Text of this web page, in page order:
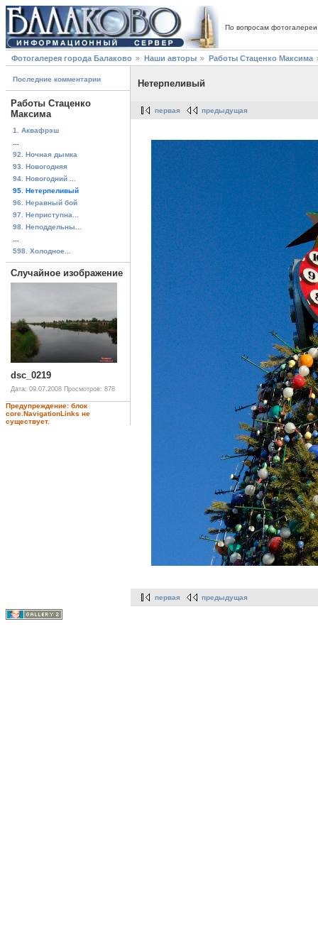
По вопросам
Фотогалерея города Балаково Наши авторы Работы Стаценко Максима
Последние комментарии
Работы Стаценко
Максима
1. Аквафрэш
92. Ночная дымка
93. Новогодняя
94. Новогодний ...
95. Нетерпеливый
96. Неравный бой
97. Неприступна...
98. Неподдельны...
598. Холодное...
Случайное изображение
dsc_0219
Дата: 09.07.2008 Просмотров: 878
Предупреждение: блок
core.NavigationLinks не
существует.
Нетерпеливый
первая предыдущая
первая предыдущая